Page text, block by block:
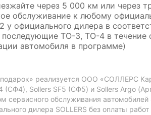
через 5 000 км или через
обслуживание к любому
у официального дилера в
последующие ТО-3, ТО-4 в
автомобиля в программе)
реализуется ООО «СОЛЛЕРС
(СФ4), Sollers SF5 (СФ5) и Sollers Argo
сервисного обслуживания автомобилей
дилера SOLLERS без оплаты